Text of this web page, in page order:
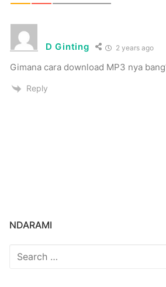
D Ginting 2 years ago
Gimana cara download MP3 nya
Reply
NDARAMI
Search